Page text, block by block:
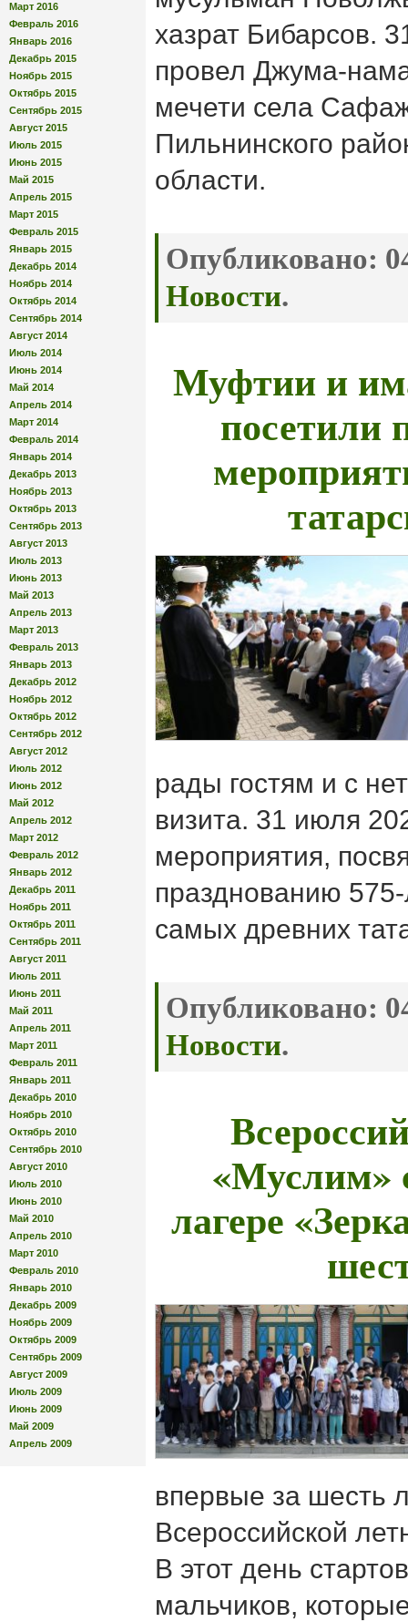
Март 2016
Февраль 2016
Январь 2016
Декабрь 2015
Ноябрь 2015
Октябрь 2015
Сентябрь 2015
Август 2015
Июль 2015
Июнь 2015
Май 2015
Апрель 2015
Март 2015
Февраль 2015
Январь 2015
Декабрь 2014
Ноябрь 2014
Октябрь 2014
Сентябрь 2014
Август 2014
Июль 2014
Июнь 2014
Май 2014
Апрель 2014
Март 2014
Февраль 2014
Январь 2014
Декабрь 2013
Ноябрь 2013
Октябрь 2013
Сентябрь 2013
Август 2013
Июль 2013
Июнь 2013
Май 2013
Апрель 2013
Март 2013
Февраль 2013
Январь 2013
Декабрь 2012
Ноябрь 2012
Октябрь 2012
Сентябрь 2012
Август 2012
Июль 2012
Июнь 2012
Май 2012
Апрель 2012
Март 2012
Февраль 2012
Январь 2012
Декабрь 2011
Ноябрь 2011
Октябрь 2011
Сентябрь 2011
Август 2011
Июль 2011
Июнь 2011
Май 2011
Апрель 2011
Март 2011
Февраль 2011
Январь 2011
Декабрь 2010
Ноябрь 2010
Октябрь 2010
Сентябрь 2010
Август 2010
Июль 2010
Июнь 2010
Май 2010
Апрель 2010
Март 2010
Февраль 2010
Январь 2010
Декабрь 2009
Ноябрь 2009
Октябрь 2009
Сентябрь 2009
Август 2009
Июль 2009
Июнь 2009
Май 2009
Апрель 2009
хазрат Бибарсов.
провел Джума-
мечети села
Пильнинского
области.
Опубликовано:
Новости.
Муфтии и
посетили
рады гостям и с
визита. 31 июля
мероприятия,
празднованию
самых древних
Опубликовано:
Новости.
«Муслим»
лагере
впервые за шесть
Всероссийской
В этот день
мальчиков,